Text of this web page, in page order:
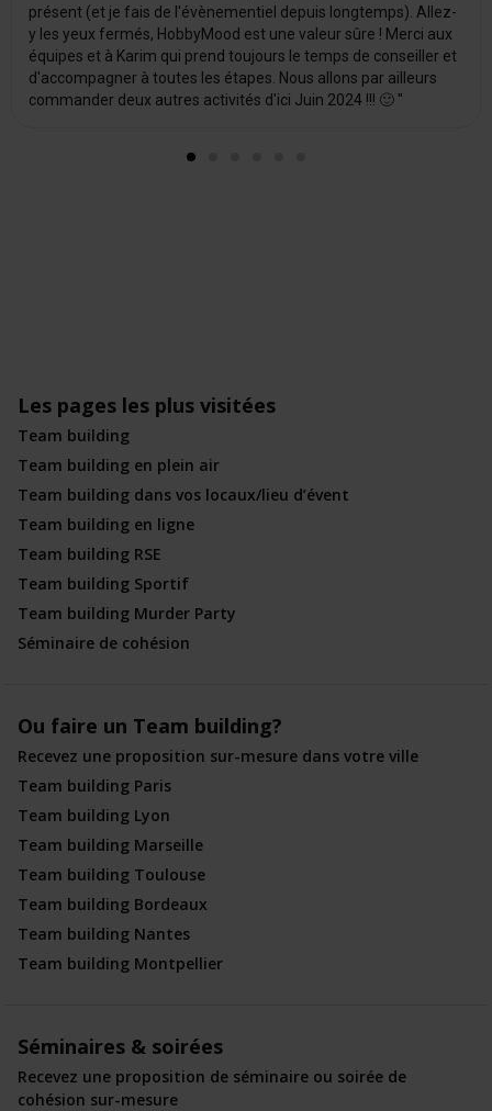
présent (et je fais de l'évènementiel depuis longtemps). Allez-
y les yeux fermés, HobbyMood est une valeur sûre ! Merci aux
équipes et à Karim qui prend toujours le temps de conseiller et
d'accompagner à toutes les étapes. Nous allons par ailleurs
commander deux autres activités d'ici Juin 2024 !!! 🙂 "
Les pages les plus visitées
Team building
Team building en plein air
Team building dans vos locaux/lieu d’évent
Team building en ligne
Team building RSE
Team building Sportif
Team building Murder Party
Séminaire de cohésion
Ou faire un Team building?
Recevez une proposition sur-mesure dans votre ville
Team building Paris
Team building Lyon
Team building Marseille
Team building Toulouse
Team building Bordeaux
Team building Nantes
Team building Montpellier
Séminaires & soirées
Recevez une proposition de séminaire ou soirée de
cohésion sur-mesure